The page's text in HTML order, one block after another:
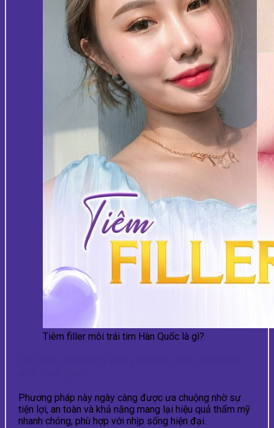
Tiêm filler môi trái tim Hàn Quốc là gì?
Phương pháp này ngày càng được ưa chuộng nhờ sự
tiện lợi, an toàn và khả năng mang lại hiệu quả thẩm mỹ
nhanh chóng, phù hợp với nhịp sống hiện đại.